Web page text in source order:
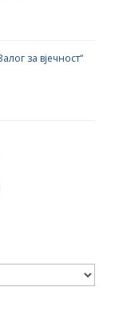
за вјечност“